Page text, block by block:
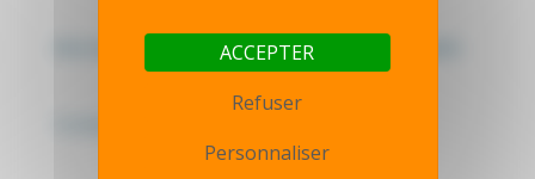
Mentions légales - Politique de confidentialité
ACCEPTER
Refuser
Personnaliser